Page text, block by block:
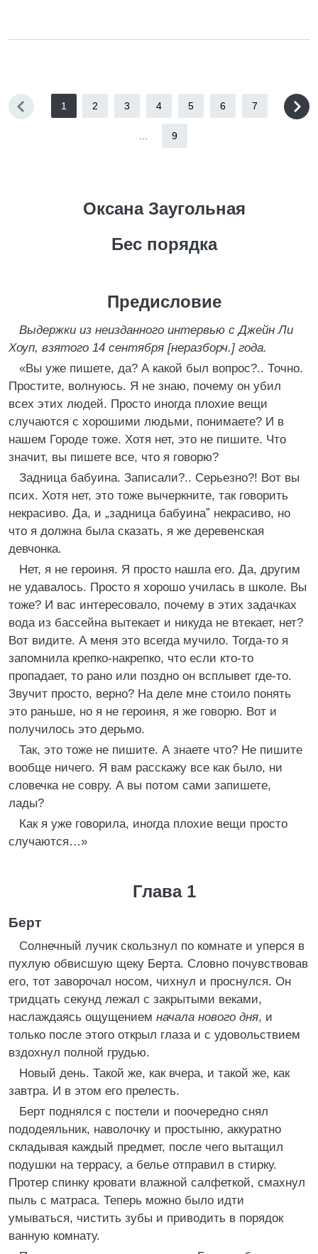
1 2 3 4 5 6 7
9
Оксана Заугольная
Бес порядка
Предисловие
Выдержки из неизданного интервью с Джейн Ли
Хоуп, взятого 14 сентября [неразборч.] года.
«Вы уже пишете, да? А какой был вопрос?.. Точно.
Простите, волнуюсь. Я не знаю, почему он убил
всех этих людей. Просто иногда плохие вещи
случаются с хорошими людьми, понимаете? И в
нашем Городе тоже. Хотя нет, это не пишите. Что
значит, вы пишете все, что я говорю?
Задница бабуина. Записали?.. Серьезно?! Вот вы
псих. Хотя нет, это тоже вычеркните, так говорить
некрасиво. Да, и „задница бабуинаˮ некрасиво, но
что я должна была сказать, я же деревенская
девчонка.
Нет, я не героиня. Я просто нашла его. Да, другим
не удавалось. Просто я хорошо училась в школе. Вы
тоже? И вас интересовало, почему в этих задачках
вода из бассейна вытекает и никуда не втекает, нет?
Вот видите. А меня это всегда мучило. Тогда-то я
запомнила крепко-накрепко, что если кто-то
пропадает, то рано или поздно он всплывет где-то.
Звучит просто, верно? На деле мне стоило понять
это раньше, но я не героиня, я же говорю. Вот и
получилось это дерьмо.
Так, это тоже не пишите. А знаете что? Не пишите
вообще ничего. Я вам расскажу все как было, ни
словечка не совру. А вы потом сами запишете,
лады?
Как я уже говорила, иногда плохие вещи просто
случаются…»
Глава 1
Берт
Солнечный лучик скользнул по комнате и уперся в
пухлую обвисшую щеку Берта. Словно почувствовав
его, тот заворочал носом, чихнул и проснулся. Он
тридцать секунд лежал с закрытыми веками,
наслаждаясь ощущением начала нового дня, и
только после этого открыл глаза и с удовольствием
вздохнул полной грудью.
Новый день. Такой же, как вчера, и такой же, как
завтра. И в этом его прелесть.
Берт поднялся с постели и поочередно снял
пододеяльник, наволочку и простыню, аккуратно
складывая каждый предмет, после чего вытащил
подушки на террасу, а белье отправил в стирку.
Протер спинку кровати влажной салфеткой, смахнул
пыль с матраса. Теперь можно было идти
умываться, чистить зубы и приводить в порядок
ванную комнату.